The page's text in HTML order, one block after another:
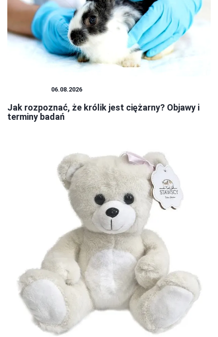
06.08.2026
Jak rozpoznać, że królik jest ciężarny? Objawy i
terminy badań